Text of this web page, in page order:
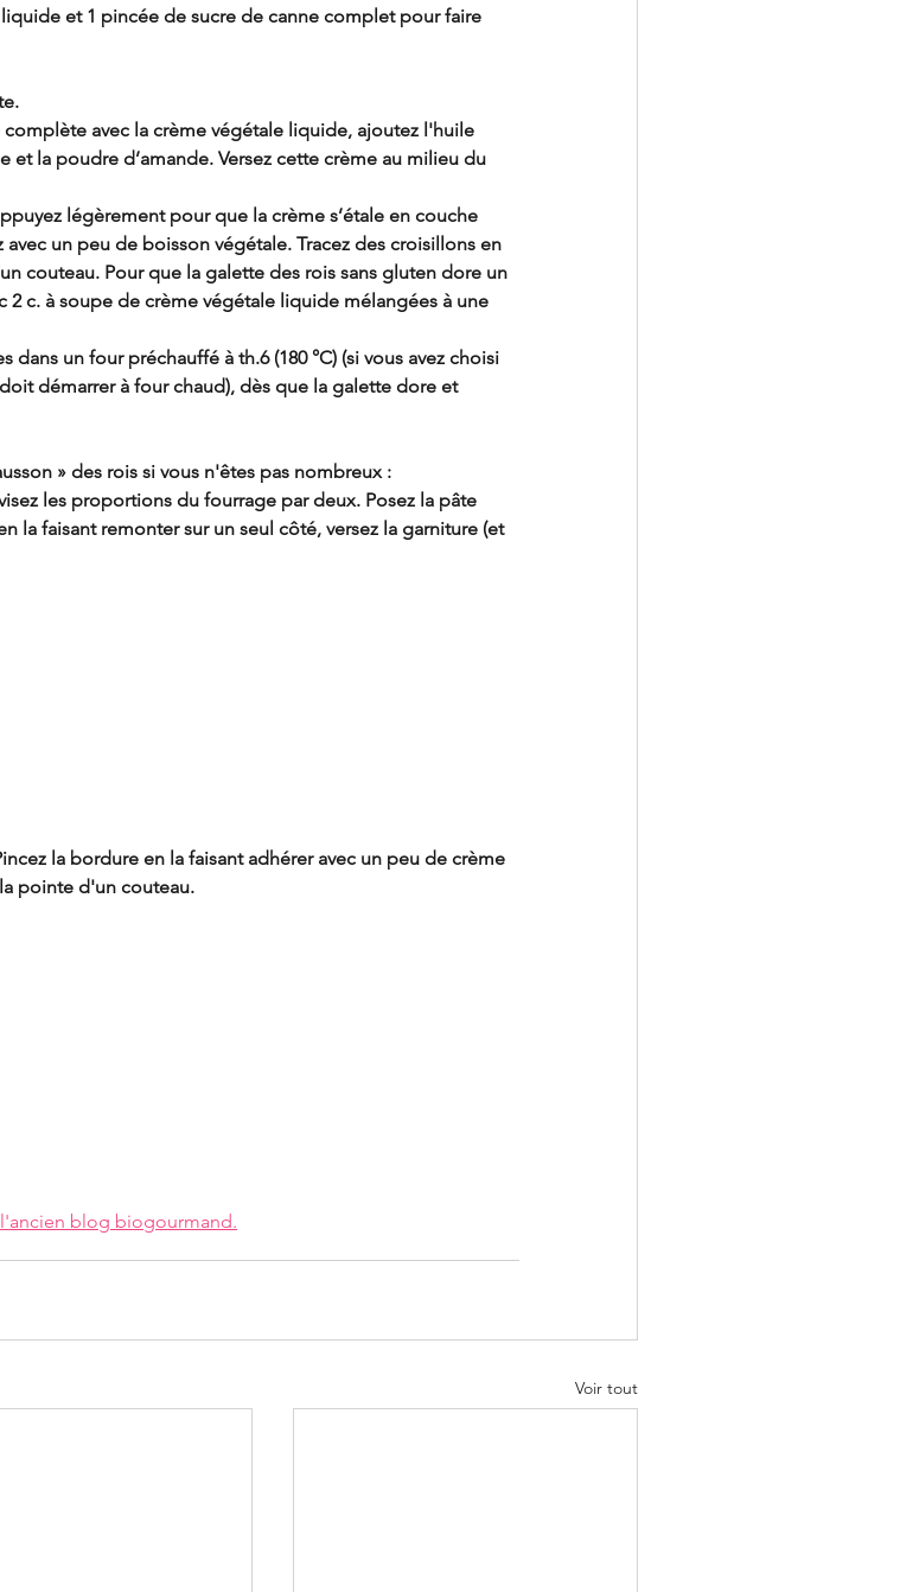
et 1 pincée de sucre de canne complet pour faire
avec la crème végétale liquide, ajoutez l'huile
la poudre d’amande. Versez cette crème au milieu du
légèrement pour que la crème s’étale en couche
un peu de boisson végétale. Tracez des croisillons en
couteau. Pour que la galette des rois sans gluten dore un
c. à soupe de crème végétale liquide mélangées à une
un four préchauffé à th.6 (180 °C) (si vous avez choisi
démarrer à four chaud), dès que la galette dore et
» des rois si vous n'êtes pas nombreux :
les proportions du fourrage par deux. Posez la pâte
la faisant remonter sur un seul côté, versez la garniture (et
la bordure en la faisant adhérer avec un peu de crème
pointe d'un couteau.
l'ancien blog biogourmand.
Voir tout